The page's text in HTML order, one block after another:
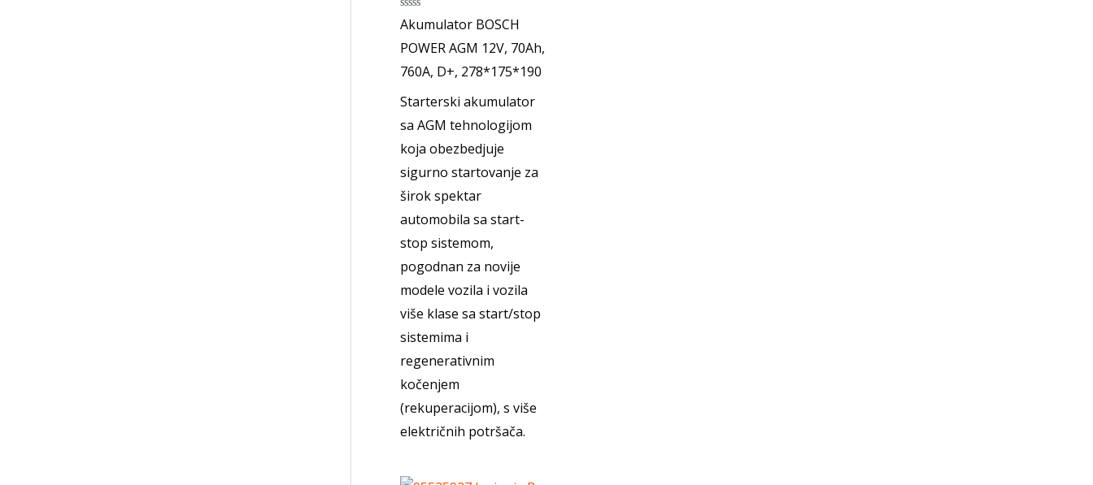
Rated
0
of
Akumulator BOSCH
POWER AGM 12V, 70Ah,
760A, D+, 278*175*190
Starterski akumulator
sa AGM tehnologijom
koja obezbedjuje
sigurno startovanje za
širok spektar
automobila sa start-
stop sistemom,
pogodnan za novije
modele vozila i vozila
više klase sa start/stop
sistemima i
regenerativnim
kočenjem
(rekuperacijom), s više
električnih potršača.